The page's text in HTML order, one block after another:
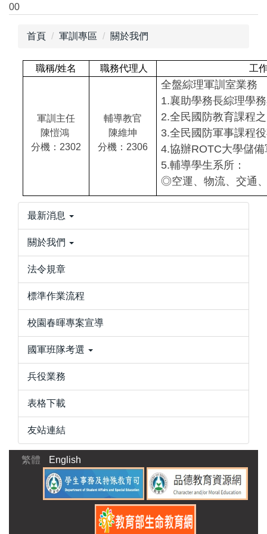
跳
00
首頁 軍訓專區 關於我們
職稱/姓名 職務代理人 工
軍訓主任
陳愷鴻
分機：2302
輔導教官
陳維坤
分機：2306
全盤綜理軍訓室業務
1.襄助學務長綜理學
2.全民國防教育課程
3.全民國防軍事課程
4.協辦ROTC大學儲
5.輔導學生系所：
◎空運、物流、交通
最新消息
關於我們
法令規章
標準作業流程
校園春暉專案宣導
國軍班隊考選
兵役業務
表格下載
友站連結
繁體 English